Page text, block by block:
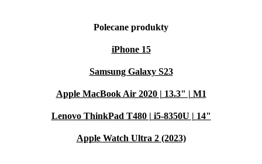
Polecane produkty
iPhone 15
Samsung Galaxy S23
Apple MacBook Air 2020 | 13.3" | M1
Lenovo ThinkPad T480 | i5-8350U | 14"
Apple Watch Ultra 2 (2023)